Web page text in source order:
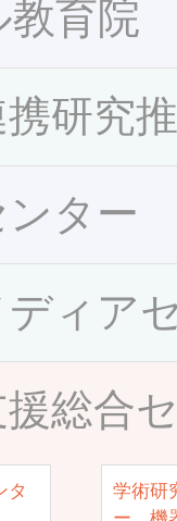
教育院
研究
ター
ィア
総合
タ
学術研